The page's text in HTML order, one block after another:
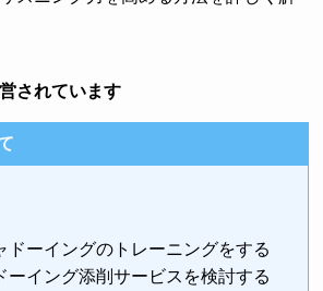
されています
ーイングのトレーニングをする
イング添削サービスを検討する